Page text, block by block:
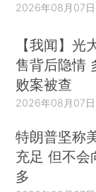
2026年08月07日
【我闻】光
售背后隐情
败案被查
2026年08月07日
特朗普坚称
充足 但不会
多